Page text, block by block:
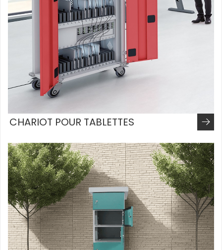
CHARIOT POUR TABLETTES